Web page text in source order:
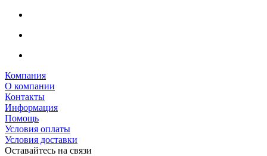
Компания
О компании
Контакты
Информация
Помощь
Условия оплаты
Условия доставки
Оставайтесь на связи